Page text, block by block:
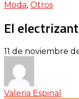
Moda, Otros
El
11 de noviembre
Valeria Espinal